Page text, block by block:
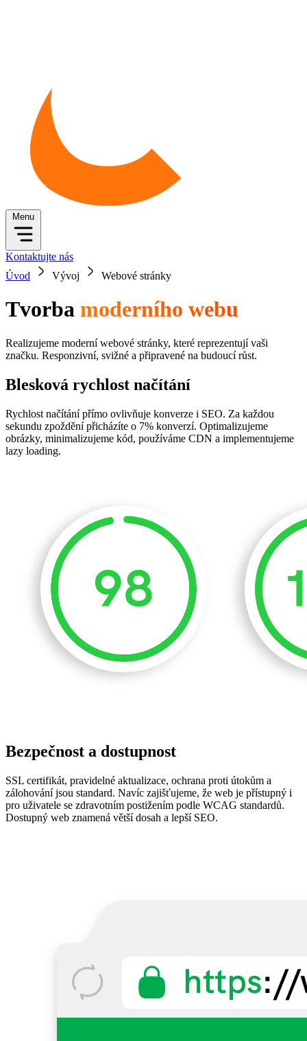
Menu
Kontaktujte nás
Úvod
Vývoj Webové stránky
Tvorba moderního webu
Realizujeme moderní webové stránky, které reprezentují vaši
značku. Responzivní, svižné a připravené na budoucí růst.
Blesková rychlost načítání
Rychlost načítání přímo ovlivňuje konverze i SEO. Za každou
sekundu zpoždění přicházíte o 7% konverzí. Optimalizujeme
obrázky, minimalizujeme kód, používáme CDN a implementujeme
lazy loading.
Bezpečnost a dostupnost
SSL certifikát, pravidelné aktualizace, ochrana proti útokům a
zálohování jsou standard. Navíc zajišťujeme, že web je přístupný i
pro uživatele se zdravotním postižením podle WCAG standardů.
Dostupný web znamená větší dosah a lepší SEO.